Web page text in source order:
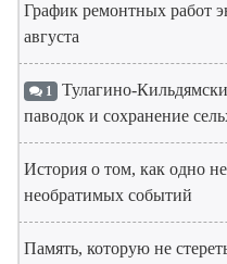
График ремонтных работ
августа
1 Тулагино-
паводок и сохранение
История о том, как одно
необратимых событий
Память, которую не